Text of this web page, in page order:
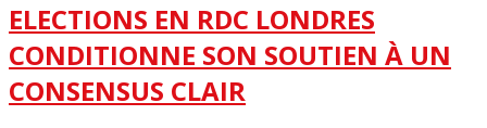
ELECTIONS EN RDC LONDRES
CONDITIONNE SON SOUTIEN À UN
CONSENSUS CLAIR